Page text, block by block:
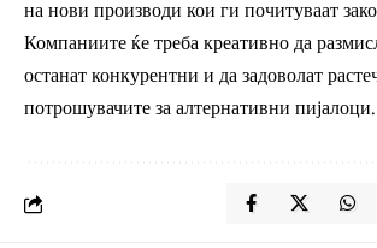
на нови производи кои ги почитуваат
Компаниите ќе треба креативно да
останат конкурентни и да задоволат
потрошувачите за алтернативни пијалоци.